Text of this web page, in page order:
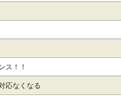
ス！！
応なくなる